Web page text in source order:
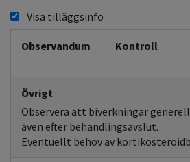
Visa tilläggsinfo
Observandum Kontroll
Övrigt
Observera att biverkningar
även efter behandlingsavslut.
Eventuellt behov av